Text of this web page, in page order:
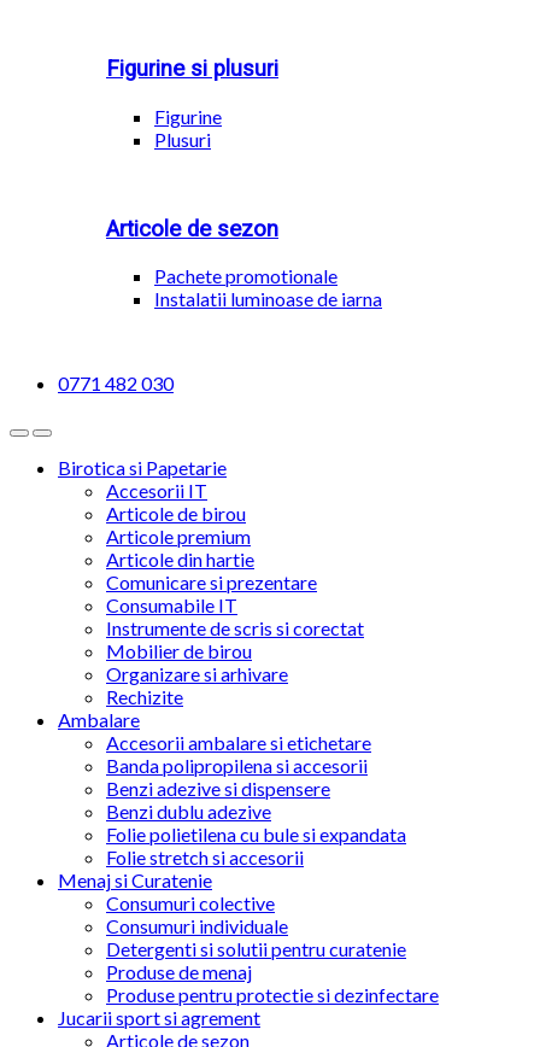
Figurine si plusuri
Figurine
Plusuri
Articole de sezon
Pachete promotionale
Instalatii luminoase de iarna
0771 482 030
Birotica si Papetarie
Accesorii IT
Articole de birou
Articole premium
Articole din hartie
Comunicare si prezentare
Consumabile IT
Instrumente de scris si corectat
Mobilier de birou
Organizare si arhivare
Rechizite
Ambalare
Accesorii ambalare si etichetare
Banda polipropilena si accesorii
Benzi adezive si dispensere
Benzi dublu adezive
Folie polietilena cu bule si expandata
Folie stretch si accesorii
Menaj si Curatenie
Consumuri colective
Consumuri individuale
Detergenti si solutii pentru curatenie
Produse de menaj
Produse pentru protectie si dezinfectare
Jucarii sport si agrement
Articole de sezon